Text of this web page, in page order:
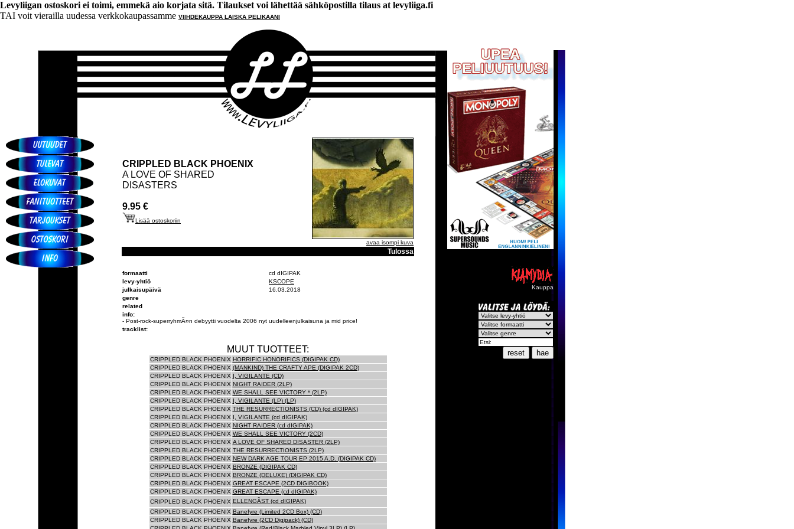
Levyliigan ostoskori ei toimi, emmekä aio korjata sitä. Tilaukset voi lähettää sähköpostilla tilaus at levyliiga.fi
TAI voit vierailla uudessa verkkokaupassamme VIIHDEKAUPPA LAISKA PELIKAANI
CRIPPLED BLACK PHOENIX
A LOVE OF SHARED
DISASTERS
9.95 €
Lisää ostoskoriin
avaa isompi kuva
Tulossa
formaatti
cd dIGIPAK
levy-yhtiö
KSCOPE
julkaisupäivä
16.03.2018
genre
related
info:
- Post-rock-superryhmÃ¤n debyytti vuodelta 2006 nyt uudelleenjulkaisuna ja mid price!
tracklist:
MUUT TUOTTEET:
CRIPPLED BLACK PHOENIX HORRIFIC HONORIFICS (DIGIPAK CD)
CRIPPLED BLACK PHOENIX (MANKIND) THE CRAFTY APE (DIGIPAK 2CD)
CRIPPLED BLACK PHOENIX I, VIGILANTE (CD)
CRIPPLED BLACK PHOENIX NIGHT RAIDER (2LP)
CRIPPLED BLACK PHOENIX WE SHALL SEE VICTORY * (2LP)
CRIPPLED BLACK PHOENIX I, VIGILANTE (LP) (LP)
CRIPPLED BLACK PHOENIX THE RESURRECTIONISTS (CD) (cd dIGIPAK)
CRIPPLED BLACK PHOENIX I, VIGILANTE (cd dIGIPAK)
CRIPPLED BLACK PHOENIX NIGHT RAIDER (cd dIGIPAK)
CRIPPLED BLACK PHOENIX WE SHALL SEE VICTORY (2CD)
CRIPPLED BLACK PHOENIX A LOVE OF SHARED DISASTER (2LP)
CRIPPLED BLACK PHOENIX THE RESURRECTIONISTS (2LP)
CRIPPLED BLACK PHOENIX NEW DARK AGE TOUR EP 2015 A.D. (DIGIPAK CD)
CRIPPLED BLACK PHOENIX BRONZE (DIGIPAK CD)
CRIPPLED BLACK PHOENIX BRONZE (DELUXE) (DIGIPAK CD)
CRIPPLED BLACK PHOENIX GREAT ESCAPE (2CD DIGIBOOK)
CRIPPLED BLACK PHOENIX GREAT ESCAPE (cd dIGIPAK)
CRIPPLED BLACK PHOENIX ELLENGÃST (cd dIGIPAK)
CRIPPLED BLACK PHOENIX Banefyre (Limited 2CD Box) (CD)
CRIPPLED BLACK PHOENIX Banefyre (2CD Digipack) (CD)
Kauppa